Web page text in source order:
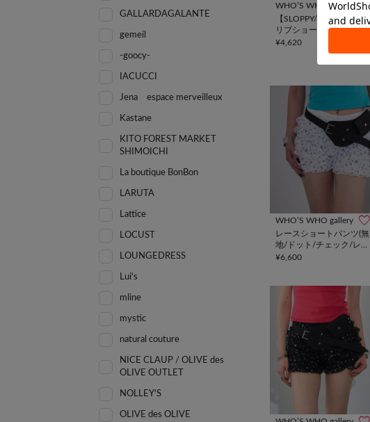
WHO’S WHO gallery
【SLOPPY/スロッピー】
リブショートパンツ
¥4,620
WHO’S WHO gallery
レースショートパンツ(無
地/ドット/チェック/レオ
パード)
¥6,600
GALLARDAGALANTE
gemeil
-goocy-
IACUCCI
Jena espace merveilleux
Kastane
KITO FOREST MARKET
SHIMOICHI
La boutique BonBon
LARUTA
Lattice
LOCUST
LOUNGEDRESS
Lui's
mline
mystic
natural couture
NICE CLAUP / OLIVE des
OLIVE OUTLET
NOLLEY'S
OLIVE des OLIVE